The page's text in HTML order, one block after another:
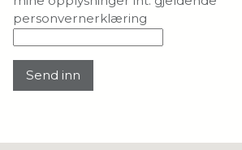
personvernerklæring